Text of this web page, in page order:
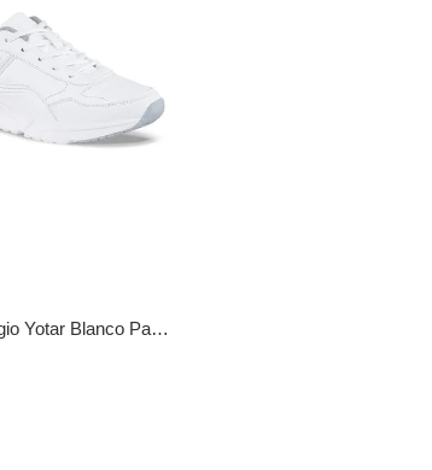
Tenis Colegio Yotar Blanco Para Hombre Y Mujer Croydon